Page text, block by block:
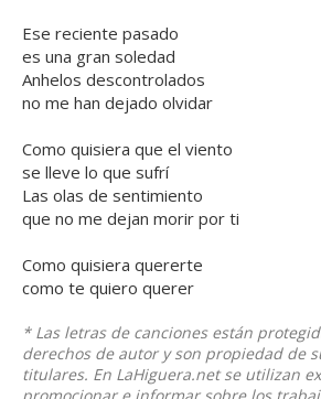
Ese reciente pasado
es una gran soledad
Anhelos descontrolados
no me han dejado olvidar
Como quisiera que el viento
se lleve lo que sufrí
Las olas de sentimiento
que no me dejan morir por ti
Como quisiera quererte
como te quiero querer
* Las letras de canciones están
derechos de autor y son propiedad de
titulares. En LaHiguera.net se utilizan